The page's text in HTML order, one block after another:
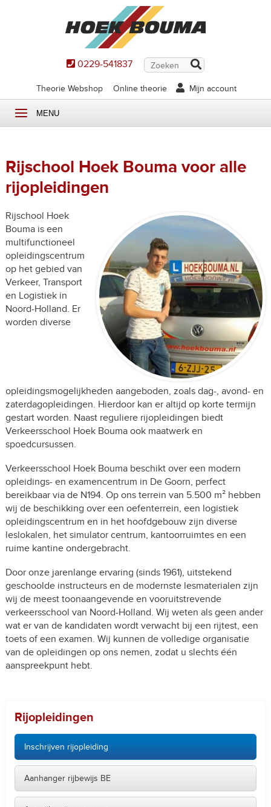
0229-541837
Theorie Webshop Online theorie Mijn account
MENU
Rijschool Hoek Bouma voor alle
rijopleidingen
Rijschool Hoek
Bouma is een
multifunctioneel
opleidingscentrum
op het gebied van
Verkeer, Transport
en Logistiek in
Noord-Holland. Er
worden diverse
opleidingsmogelijkheden aangeboden, zoals dag-, avond- en
zaterdagopleidingen. Hierdoor kan er altijd op korte termijn
gestart worden. Naast reguliere rijopleidingen biedt
Verkeersschool Hoek Bouma ook maatwerk en
spoedcursussen.
Verkeersschool Hoek Bouma beschikt over een modern
opleidings- en examencentrum in De Goorn, perfect
bereikbaar via de N194. Op ons terrein van 5.500 m² hebben
wij de beschikking over een oefenterrein, een logistiek
opleidingscentrum en in het hoofdgebouw zijn diverse
leslokalen, het simulator centrum, kantoorruimtes en een
ruime kantine ondergebracht.
Door onze jarenlange ervaring (sinds 1961), uitstekend
geschoolde instructeurs en de modernste lesmaterialen zijn
wij de meest toonaangevende en vooruitstrevende
verkeersschool van Noord-Holland. Wij weten als geen ander
wat er van de kandidaten wordt verwacht bij een rijtest, een
toets of een examen. Wij kunnen de volledige organisatie
van de opleidingen op ons nemen, zodat u slechts één
aanspreekpunt hebt.
Rijopleidingen
Inschrijven rijopleiding
Aanhanger rijbewijs BE